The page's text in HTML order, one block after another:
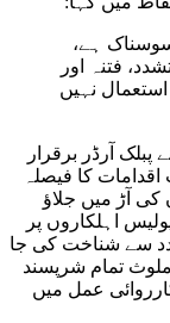
ہے،
فتنہ اور
نہیں
آرڈر برقرار
کا فیصلہ
آڑ میں جلاؤ
اہلکاروں پر
سے شناخت کی جا
تمام شرپسند
عمل میں